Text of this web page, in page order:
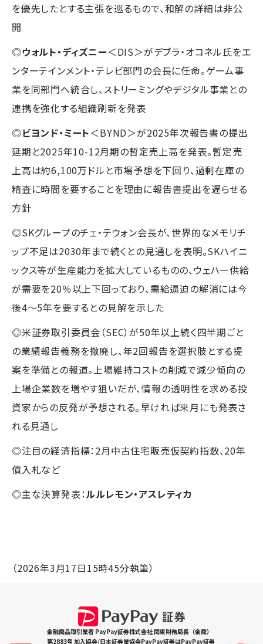
を優先したとする主張を巡るもので、和解の詳細は非公
開
◎ウォルト・ディズニー＜DIS＞がデブラ・オコネル氏をエ
ンターテインメント・テレビ部門の会長に任命。ゲーム事
業を同部門へ統合し、ストリーミングやデジタル事業との
連携を強化する組織刷新を発表
◎ビヨンド・ミート＜BYND＞が2025年次報告書の提出
延期と2025年10-12月期の暫定売上高を発表。暫定売
上高は約6,100万ドルと市場予想を下回り、過剰在庫の
精査に時間を要することを理由に報告書提出を遅らせる
方針
◎SKグループのチェ・テウォン会長が、世界的なメモリチ
ップ不足は2030年まで続くとの見通しを表明。SKハイニ
ックス等が生産能力を拡大しているものの、ウェハー供給
が需要を20％以上下回っており、需給逼迫の解消には今
後4〜5年を要するとの見解を示した
◎米証券取引委員会（SEC）が50年以上続く四半期ごと
の業績報告義務を撤廃し、年2回報告を選択肢とする提
案を準備との報道。上場維持コストの削減で減少傾向の
上場企業数を増やす狙いだが、情報の透明性を求める投
資家からの反発が予想される。早ければ来月にも発表さ
れる見通し
◎注目の経済指標：2月中古住宅販売仮契約指数、20年
債入札など
◎主な決算発表：ルルレモン・アスレティカ
（2026年3月17日15時45分執筆）
金融商品取引業者 PayPay証券株式会社 関東財務局長（金商）
第2883号 加入協会/日本証券業協会PayPay証券はPayPay証券